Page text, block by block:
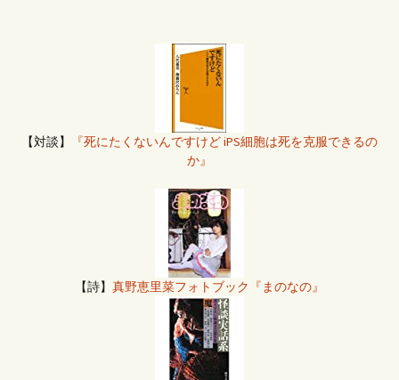
【対談】
『死にたくないんですけど iPS細胞は死を克服できるの
か』
【詩】 真野恵里菜フォトブック『まのなの』